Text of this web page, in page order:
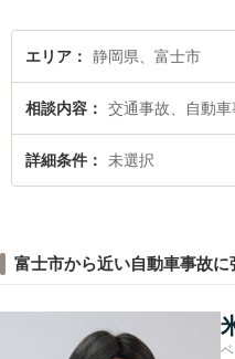
エリア 静岡県、富士市
相談内容 交通事故、自動車
詳細条件 未選択
富士市から近い自動車事故に